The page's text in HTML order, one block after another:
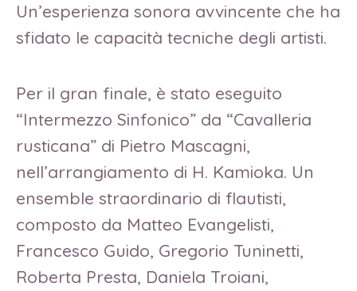
Un’esperienza sonora avvincente che ha
sfidato le capacità tecniche degli artisti.
Per il gran finale, è stato eseguito
“Intermezzo Sinfonico” da “Cavalleria
rusticana” di Pietro Mascagni,
nell’arrangiamento di H. Kamioka. Un
ensemble straordinario di flautisti,
composto da Matteo Evangelisti,
Francesco Guido, Gregorio Tuninetti,
Roberta Presta, Daniela Troiani,